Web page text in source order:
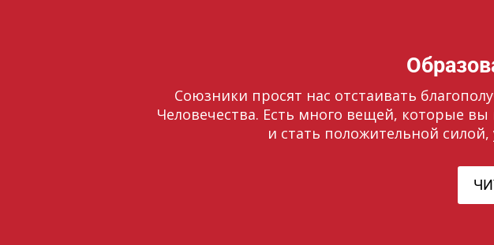
Союзники просят нас отстаивать
Человечества. Есть много вещей, которые
и стать положительной силой,